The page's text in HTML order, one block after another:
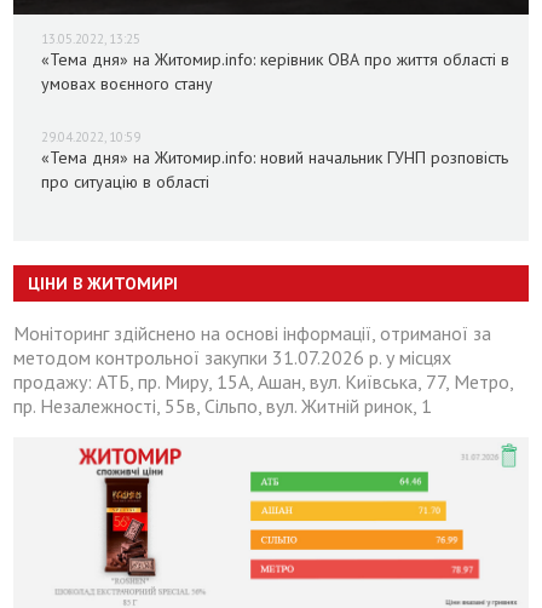
13.05.2022, 13:25
«Тема дня» на Житомир.info: керівник ОВА про життя області в
умовах воєнного стану
29.04.2022, 10:59
«Тема дня» на Житомир.info: новий начальник ГУНП розповість
про ситуацію в області
ЦІНИ В ЖИТОМИРІ
Моніторинг здійснено на основі інформації, отриманої за
методом контрольної закупки 31.07.2026 р. у місцях
продажу: АТБ, пр. Миру, 15А, Ашан, вул. Київська, 77, Метро,
пр. Незалежності, 55в, Сільпо, вул. Житній ринок, 1